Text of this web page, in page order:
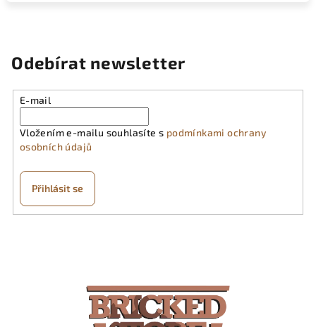
Odebírat newsletter
E-mail
Vložením e-mailu souhlasíte s podmínkami ochrany
osobních údajů
Přihlásit se